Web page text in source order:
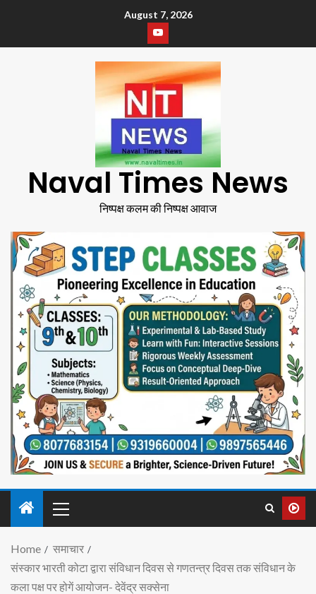
August 7, 2026
Naval Times News
निष्पक्ष कलम की निष्पक्ष आवाज
Home
समाचार
संस्कार भारती कोटा द्वारा संविधान दिवस से गणतन्त्र दिवस तक संविधान के
कला पक्ष पर होगें आयोजन- देवेंद्र सक्सेना